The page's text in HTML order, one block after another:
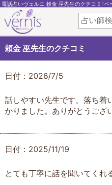
電話占いヴェルニ 頼金 巫先生のクチコミ1ペ
頼金 巫先生のクチコミ
日付：2026/7/5
話しやすい先生です。落ち着
かりました。ありがとうござ
日付：2025/11/19
とても丁寧に話を聞いてくれ